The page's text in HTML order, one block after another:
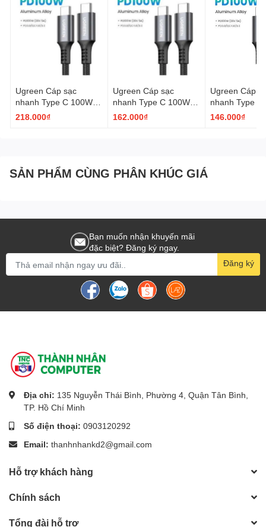
Ugreen Cáp sạc
nhanh Type C 100W
Ugreen 90120 US316
218.000₫
Ugreen Cáp sạc
nhanh Type C 100W
Ugreen 70429 US316
162.000₫
Ugreen Cáp
nhanh Type C
Ugreen
146.000₫
SẢN PHẨM CÙNG PHÂN KHÚC GIÁ
Bạn muốn nhận khuyến mãi
đặc biệt? Đăng ký ngay.
Đăng ký
Địa chỉ: 135 Nguyễn Thái Bình, Phường 4, Quận Tân Bình,
TP. Hồ Chí Minh
Số điện thoại: 0903120292
Email: thanhnhankd2@gmail.com
Hỗ trợ khách hàng
Chính sách
Tổng đài hỗ trợ